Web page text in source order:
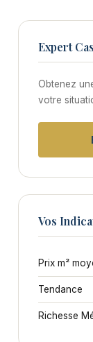
Expert
Obtenez
votre
Vos
Prix m²
Tendance
Richesse